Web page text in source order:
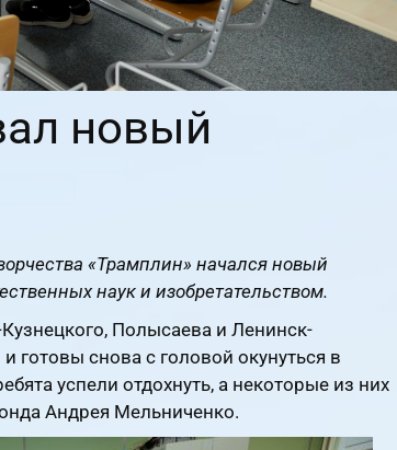
новый
«Трамплин» начался новый
наук и изобретательством.
Полысаева и Ленинск-
готовы снова с головой окунуться в
успели отдохнуть, а некоторые из них
Андрея Мельниченко.